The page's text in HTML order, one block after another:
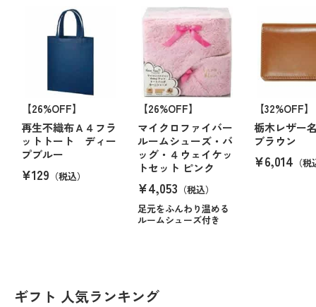
【26%OFF】
再生不織布Ａ４フラ
ットトート ディー
プブルー
¥129 （税込）
【26%OFF】
マイクロファイバー
ルームシューズ・バ
ッグ・４ウェイケッ
トセット ピンク
¥4,053 （税込）
足元をふんわり温める
ルームシューズ付き
【32%OFF】
栃木レザ
ブラウン
¥6,014 （
ギフト 人気ランキング